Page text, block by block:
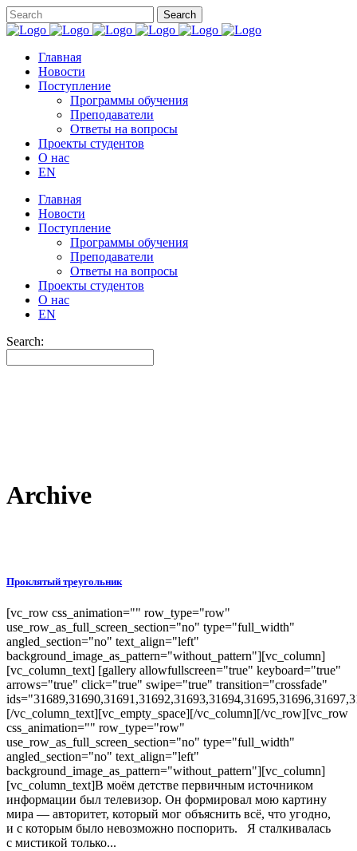
Главная
Новости
Поступление
Программы обучения
Преподаватели
Ответы на вопросы
Проекты студентов
О нас
EN
Главная
Новости
Поступление
Программы обучения
Преподаватели
Ответы на вопросы
Проекты студентов
О нас
EN
Search:
Archive
Проклятый треугольник
[vc_row css_animation="" row_type="row"
use_row_as_full_screen_section="no" type="full_width"
angled_section="no" text_align="left"
background_image_as_pattern="without_pattern"][vc_column]
[vc_column_text] [gallery allowfullscreen="true" keyboard="true"
arrows="true" click="true" swipe="true" transition="crossfade"
[/vc_column_text][vc_empty_space][/vc_column][/vc_row][vc_row
css_animation="" row_type="row"
use_row_as_full_screen_section="no" type="full_width"
angled_section="no" text_align="left"
background_image_as_pattern="without_pattern"][vc_column]
[vc_column_text]В моём детстве первичным источником
информации был телевизор. Он формировал мою картину
мира — авторитет, который мог объяснить всё, что угодно,
и с которым было невозможно поспорить. Я сталкивалась
с мистикой только...